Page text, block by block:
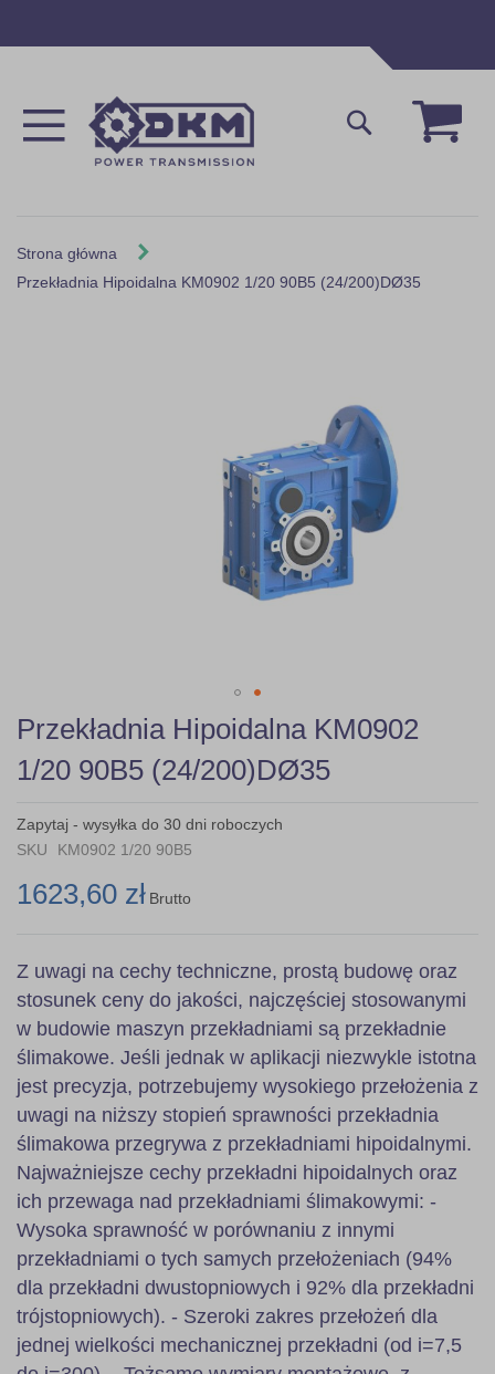
Mój
Szukaj
Strona główna
Przekładnia Hipoidalna KM0902 1/20 90B5 (24/200)DØ35
Skip
to
the
beginning
the
images
Przekładnia Hipoidalna KM0902
1/20 90B5 (24/200)DØ35
Zapytaj - wysyłka do 30 dni roboczych
SKU
KM0902 1/20 90B5
1623,60 zł Brutto
Z uwagi na cechy techniczne, prostą budowę oraz
stosunek ceny do jakości, najczęściej stosowanymi
w budowie maszyn przekładniami są przekładnie
ślimakowe. Jeśli jednak w aplikacji niezwykle istotna
jest precyzja, potrzebujemy wysokiego przełożenia z
uwagi na niższy stopień sprawności przekładnia
ślimakowa przegrywa z przekładniami hipoidalnymi.
Najważniejsze cechy przekładni hipoidalnych oraz
ich przewaga nad przekładniami ślimakowymi: -
Wysoka sprawność w porównaniu z innymi
przekładniami o tych samych przełożeniach (94%
dla przekładni dwustopniowych i 92% dla przekładni
trójstopniowych). - Szeroki zakres przełożeń dla
jednej wielkości mechanicznej przekładni (od i=7,5